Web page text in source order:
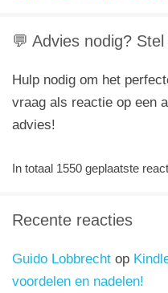
💬 Advies nodig?
Hulp nodig om het
vraag als reactie op een
advies!
In totaal 1550 geplaatste
Recente reacties
Guido Lobbrecht op
voordelen en nadelen!